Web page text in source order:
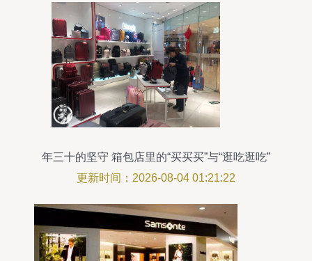
年三十的坚守 箱包店里的“买买买”与“逛吃逛吃”
更新时间：2026-08-04 01:21:22